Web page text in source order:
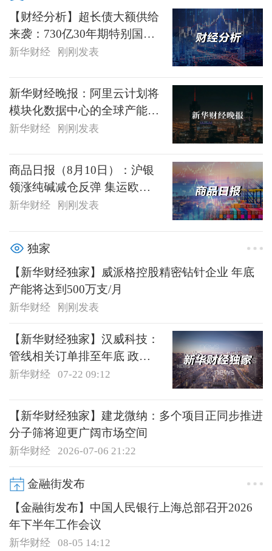
【财经分析】超长债大额供给
来袭：730亿30年期特别国债
本周新发，长端收益率何去何
新华财经 刚刚发表
新华财经晚报：阿里云计划将
模块化数据中心的全球产能提
升两倍以上
新华财经 刚刚发表
商品日报（8月10日）：沪银
领涨纯碱减仓反弹 集运欧线
显著回落
新华财经 刚刚发表
独家
【新华财经独家】威派格控股精密钻针企业 年底
产能将达到500万支/月
新华财经 刚刚发表
【新华财经独家】汉威科技：
管线相关订单排至年底 政策
红利仍处于释放期
新华财经 07-22 09:12
【新华财经独家】建龙微纳：多个项目正同步推进
分子筛将迎更广阔市场空间
新华财经 2026-07-06 21:22
金融街发布
【金融街发布】中国人民银行上海总部召开2026
年下半年工作会议
新华财经 08-05 14:12